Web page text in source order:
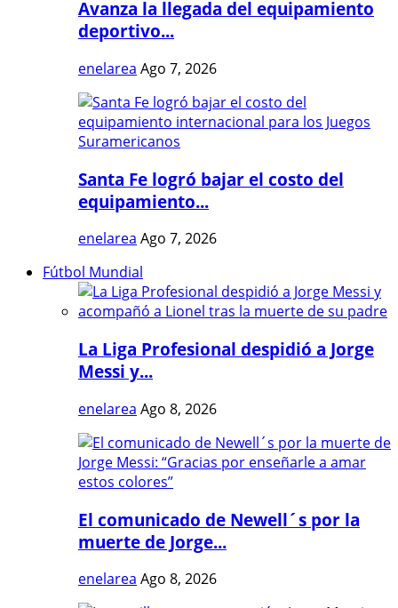
Avanza la llegada del equipamiento
deportivo...
enelarea Ago 7, 2026
Santa Fe logró bajar el costo del
equipamiento...
enelarea Ago 7, 2026
Fútbol Mundial
La Liga Profesional despidió a Jorge
Messi y...
enelarea Ago 8, 2026
El comunicado de Newell´s por la
muerte de Jorge...
enelarea Ago 8, 2026